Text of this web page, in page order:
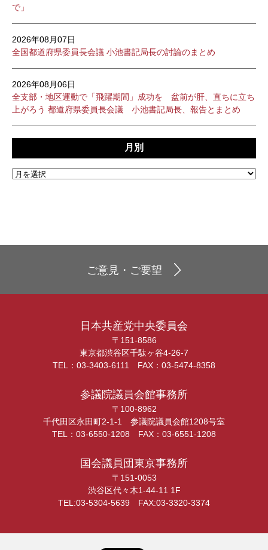
で」
2026年08月07日
全国都道府県委員長会議 小池書記局長の討論のまとめ
2026年08月06日
全支部・地区運動で「飛躍期間」成功を 盆前が肝、直ちに立ち
上がろう 都道府県委員長会議 小池書記局長、報告とまとめ
月別
ご意見・ご要望
日本共産党中央委員会
〒151-8586
東京都渋谷区千駄ヶ谷4-26-7
TEL：03-3403-6111 FAX：03-5474-8358
参議院議員会館事務所
〒100-8962
千代田区永田町2-1-1 参議院議員会館1208号室
TEL：03-6550-1208 FAX：03-6551-1208
国会議員団東京事務所
〒151-0053
渋谷区代々木1-44-11 1F
TEL:03-5304-5639 FAX:03-3320-3374